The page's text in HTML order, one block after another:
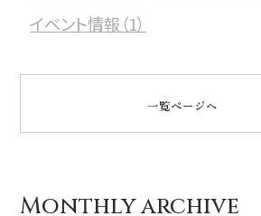
イベント情報（1）
一覧ページへ
Monthly archive